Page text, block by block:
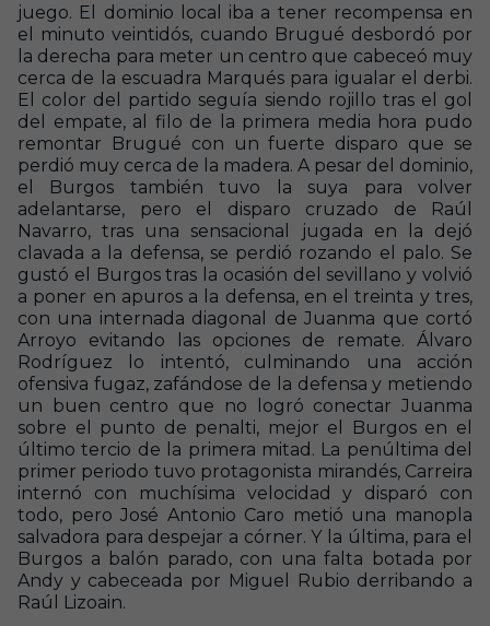
juego. El dominio local iba a tener recompensa en
el minuto veintidós, cuando Brugué desbordó por
la derecha para meter un centro que cabeceó muy
cerca de la escuadra Marqués para igualar el derbi.
El color del partido seguía siendo rojillo tras el gol
del empate, al filo de la primera media hora pudo
remontar Brugué con un fuerte disparo que se
perdió muy cerca de la madera. A pesar del dominio,
el Burgos también tuvo la suya para volver
adelantarse, pero el disparo cruzado de Raúl
Navarro, tras una sensacional jugada en la dejó
clavada a la defensa, se perdió rozando el palo. Se
gustó el Burgos tras la ocasión del sevillano y volvió
a poner en apuros a la defensa, en el treinta y tres,
con una internada diagonal de Juanma que cortó
Arroyo evitando las opciones de remate. Álvaro
Rodríguez lo intentó, culminando una acción
ofensiva fugaz, zafándose de la defensa y metiendo
un buen centro que no logró conectar Juanma
sobre el punto de penalti, mejor el Burgos en el
último tercio de la primera mitad. La penúltima del
primer periodo tuvo protagonista mirandés, Carreira
internó con muchísima velocidad y disparó con
todo, pero José Antonio Caro metió una manopla
salvadora para despejar a córner. Y la última, para el
Burgos a balón parado, con una falta botada por
Andy y cabeceada por Miguel Rubio derribando a
Raúl Lizoain.